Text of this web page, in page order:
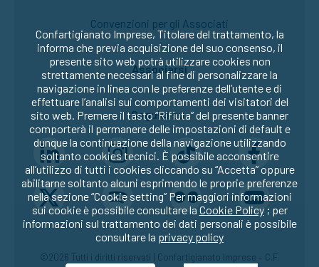
Convenzioni per gli Associati
Associarsi
Seguici su:
©2026 Tutti i diritti riservati | Confartigianato Imprese – C.F.
Confartigianato Imprese, Titolare del trattamento, la
informa che previa acquisizione del suo consenso, il
presente sito web potrà utilizzare cookies non
strettamente necessari al fine di personalizzare la
navigazione in linea con le preferenze dell’utente e di
effettuare l’analisi sui comportamenti dei visitatori del
sito web. Premere il tasto “Rifiuta” del presente banner
comporterà il permanere delle impostazioni di default e
dunque la continuazione della navigazione utilizzando
soltanto cookies tecnici. È possibile acconsentire
all’utilizzo di tutti i cookies cliccando su “Accetta” oppure
abilitarne soltanto alcuni esprimendo le proprie preferenze
nella sezione “Cookie setting” Per maggiori informazioni
sui cookie è possibile consultare la Cookie Policy; per
informazioni sul trattamento dei dati personali è possibile
consultare la privacy policy